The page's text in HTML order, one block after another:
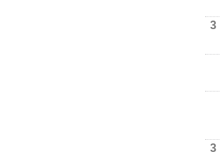
3
3